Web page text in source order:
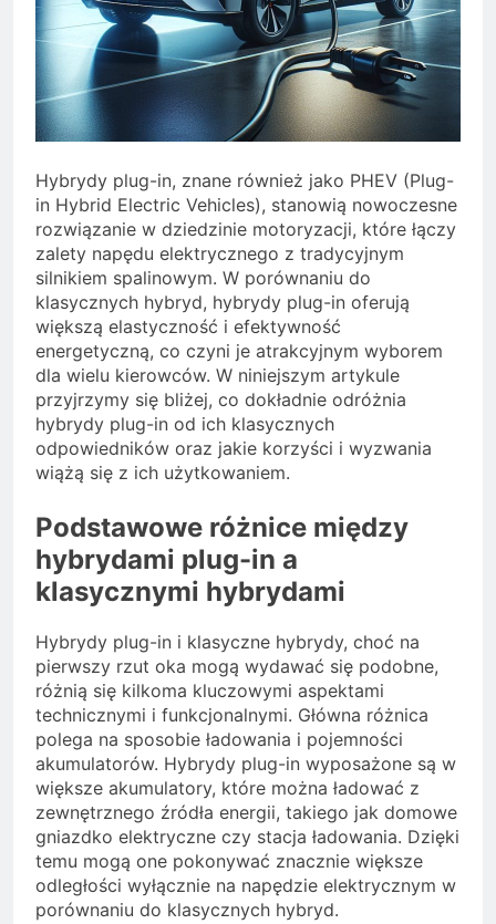
Hybrydy plug-in, znane również jako PHEV (Plug-
in Hybrid Electric Vehicles), stanowią nowoczesne
rozwiązanie w dziedzinie motoryzacji, które łączy
zalety napędu elektrycznego z tradycyjnym
silnikiem spalinowym. W porównaniu do
klasycznych hybryd, hybrydy plug-in oferują
większą elastyczność i efektywność
energetyczną, co czyni je atrakcyjnym wyborem
dla wielu kierowców. W niniejszym artykule
przyjrzymy się bliżej, co dokładnie odróżnia
hybrydy plug-in od ich klasycznych
odpowiedników oraz jakie korzyści i wyzwania
wiążą się z ich użytkowaniem.
Podstawowe różnice między
hybrydami plug-in a
klasycznymi hybrydami
Hybrydy plug-in i klasyczne hybrydy, choć na
pierwszy rzut oka mogą wydawać się podobne,
różnią się kilkoma kluczowymi aspektami
technicznymi i funkcjonalnymi. Główna różnica
polega na sposobie ładowania i pojemności
akumulatorów. Hybrydy plug-in wyposażone są w
większe akumulatory, które można ładować z
zewnętrznego źródła energii, takiego jak domowe
gniazdko elektryczne czy stacja ładowania. Dzięki
temu mogą one pokonywać znacznie większe
odległości wyłącznie na napędzie elektrycznym w
porównaniu do klasycznych hybryd.